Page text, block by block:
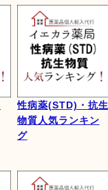
性病薬(STD)・抗生
物質人気ランキン
グ